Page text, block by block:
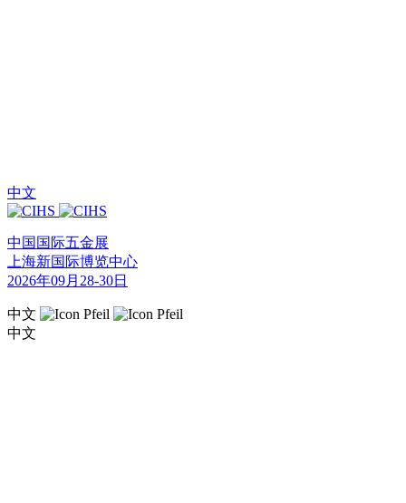
中文
中国国际五金展
上海新国际博览中心
2026年09月28-30日
中文
中文